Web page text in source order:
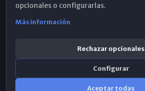
opcionales o configurarlas.
Más información
Rechazar opcionales
Configurar
Aceptar todas